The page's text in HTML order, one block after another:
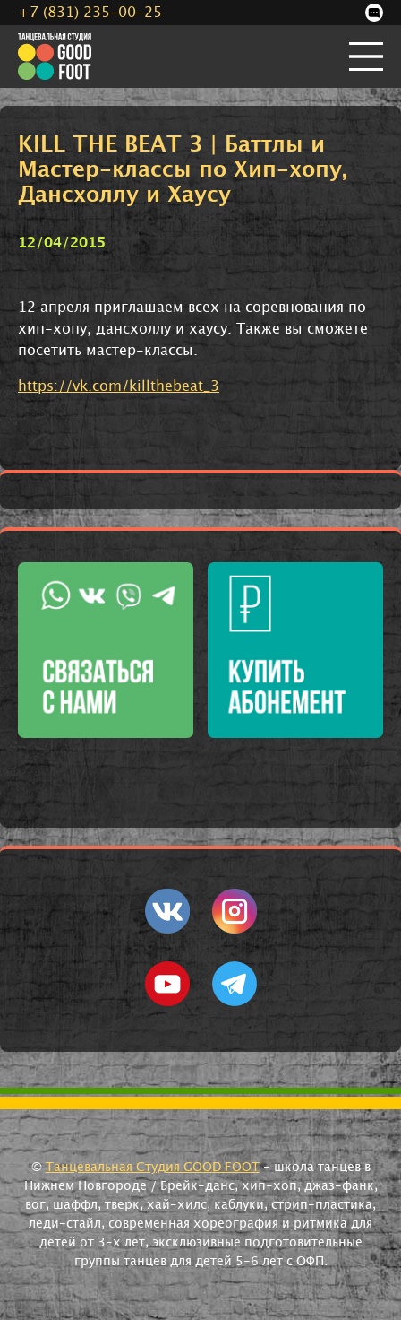
KILL THE BEAT 3 | Баттлы и
Мастер-классы по Хип-хопу,
Дансхоллу и Хаусу
12/04/2015
12 апреля приглашаем всех на соревнования по
хип-хопу, дансхоллу и хаусу. Также вы сможете
посетить мастер-классы.
https://vk.com/killthebeat_3
©Танцевальная Студия GOOD FOOT- школа танцев в
Нижнем Новгороде / Брейк-данс, хип-хоп, джаз-фанк,
вог, шаффл, тверк, хай-хилс, каблуки, стрип-пластика,
леди-стайл, современная хореография и ритмика для
детей от 3-х лет, эксклюзивные подготовительные
группы танцев для детей 5-6 лет с ОФП.
+7 (831) 235-00-25